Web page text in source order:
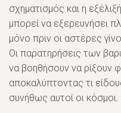
σχηματισμός και η
μπορεί να εξερευνήσει
μόνο πριν οι αστέρες
Οι παρατηρήσεις των
να βοηθήσουν να ρίξουν
αποκαλύπτοντας τι
συνήθως αυτοί οι